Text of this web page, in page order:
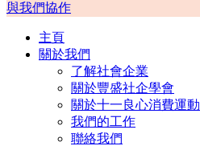
與我們協作
主頁
關於我們
了解社會企業
關於豐盛社企學會
關於十一良心消費運動
我們的工作
聯絡我們